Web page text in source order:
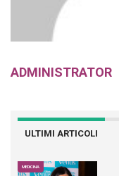
ADMINISTRATOR
ULTIMI ARTICOLI
MEDICINA